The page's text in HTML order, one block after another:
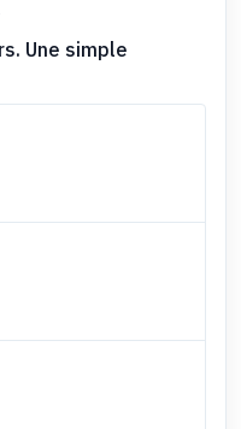
Une simple